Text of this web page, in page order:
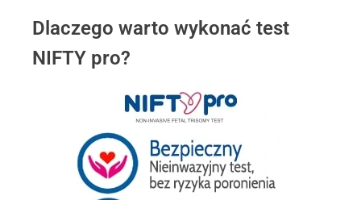
Dlaczego warto wykonać test
NIFTY pro?